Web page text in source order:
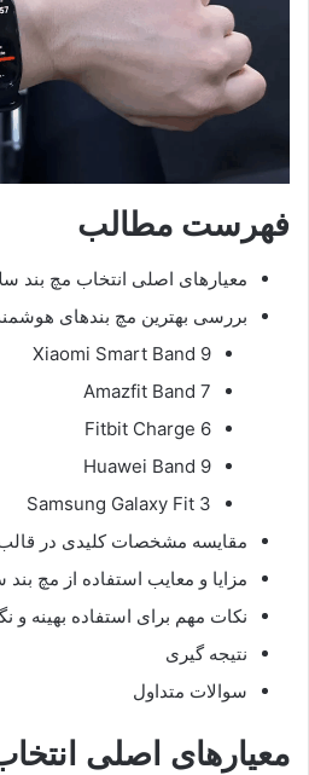
فهرست مطالب
معیارهای اصلی انتخاب مچ بند
بررسی بهترین مچ بندهای هوشمند
Xiaomi Smart Band 9
Amazfit Band 7
Fitbit Charge 6
Huawei Band 9
Samsung Galaxy Fit 3
مقایسه مشخصات کلیدی در
مزایا و معایب استفاده از مچ بند
نکات مهم برای استفاده بهینه و
نتیجه گیری
سوالات متداول
معیارهای اصلی